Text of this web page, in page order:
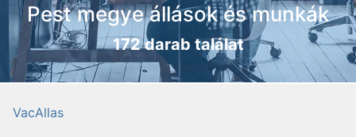
Pest megye állások és munkák
172 darab találat
VacAllas